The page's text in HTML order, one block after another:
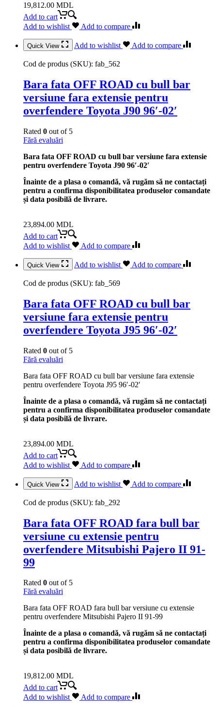
19,812.00 MDL
Add to cart
Add to wishlist
Add to compare
Quick View Add to wishlist Add to compare
Cod de produs (SKU): fab_562
Bara fata OFF ROAD cu bull bar
versiune fara extensie pentru
overfendere Toyota J90 96′-02′
Rated 0 out of 5
Fără evaluări
Bara fata OFF ROAD cu bull bar versiune fara extensie
pentru overfendere Toyota J90 96′-02′
Înainte de a plasa o comandă, vă rugăm să ne contactați
pentru a confirma disponibilitatea produselor comandate
și data posibilă de livrare.
23,894.00 MDL
Add to cart
Add to wishlist
Add to compare
Quick View Add to wishlist Add to compare
Cod de produs (SKU): fab_569
Bara fata OFF ROAD cu bull bar
versiune fara extensie pentru
overfendere Toyota J95 96′-02′
Rated 0 out of 5
Fără evaluări
Bara fata OFF ROAD cu bull bar versiune fara extensie
pentru overfendere Toyota J95 96′-02′
Înainte de a plasa o comandă, vă rugăm să ne contactați
pentru a confirma disponibilitatea produselor comandate
și data posibilă de livrare.
23,894.00 MDL
Add to cart
Add to wishlist
Add to compare
Quick View Add to wishlist Add to compare
Cod de produs (SKU): fab_292
Bara fata OFF ROAD fara bull bar
versiune cu extensie pentru
overfendere Mitsubishi Pajero II 91-
99
Rated 0 out of 5
Fără evaluări
Bara fata OFF ROAD fara bull bar versiune cu extensie
pentru overfendere Mitsubishi Pajero II 91-99
Înainte de a plasa o comandă, vă rugăm să ne contactați
pentru a confirma disponibilitatea produselor comandate
și data posibilă de livrare.
19,812.00 MDL
Add to cart
Add to wishlist
Add to compare